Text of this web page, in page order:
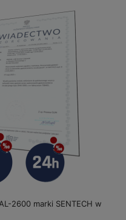
2600 marki SENTECH w